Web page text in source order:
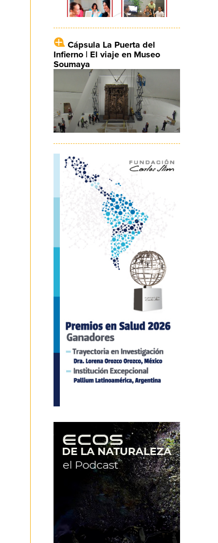
Cápsula La Puerta del
Infierno | El viaje en Museo
Soumaya